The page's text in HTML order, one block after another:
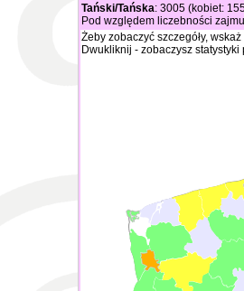
Tański/Tańska: 3005 (kobiet:
Pod względem liczebności
Żeby zobaczyć szczegóły,
Dwukliknij - zobaczysz statystyki